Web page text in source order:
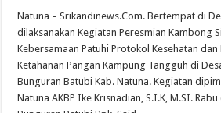
Natuna – Srikandinews.Com. Bertempat di
dilaksanakan Kegiatan Peresmian Kambong
Kebersamaan Patuhi Protokol Kesehatan
Ketahanan Pangan Kampung Tangguh di
Bunguran Batubi Kab. Natuna. Kegiatan
Natuna AKBP Ike Krisnadian, S.I.K, M.SI.